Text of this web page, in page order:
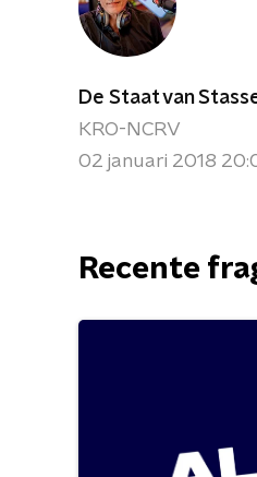
De Staat van
KRO-NCRV
02 januari 2018
Recente